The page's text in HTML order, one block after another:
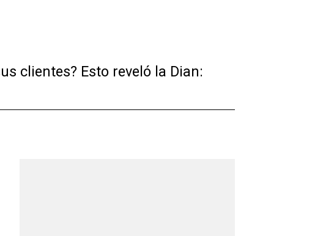
clientes? Esto reveló la Dian: